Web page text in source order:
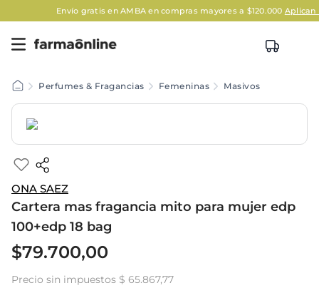
Envío gratis en AMBA en compras mayores a $120.000Aplican
Perfumes & Fragancias Femeninas Masivos
ONA SAEZ
Cartera mas fragancia mito para mujer edp
100+edp 18 bag
$79.700,00
Precio sin impuestos $ 65.867,77